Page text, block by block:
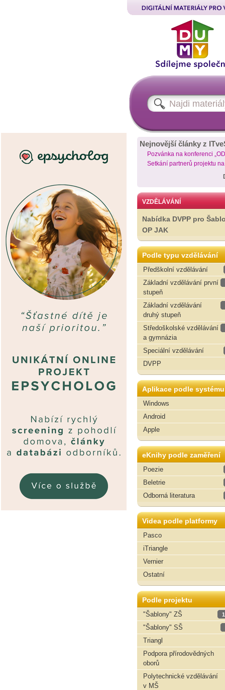
Nejnovější články z
Pozvánka na konferenci
Setkání partnerů projektu
VZDĚLÁVÁNÍ
Nabídka DVPP pro
OP JAK
Podle typu vzdělávání
Předškolní vzdělávání
Základní vzdělávání první
stupeň
Základní vzdělávání
druhý stupeň
Středoškolské vzdělávání
a gymnázia
Speciální vzdělávání
DVPP
Aplikace podle systému
Windows
Android
Apple
eKnihy podle zaměření
Poezie
Beletrie
Odborná literatura
Videa podle platformy
Pasco
iTriangle
Vernier
Ostatní
Podle projektu
"Šablony" ZŠ
"Šablony" SŠ
Triangl
Podpora přírodovědných
oborů
Polytechnické vzdělávání
v MŠ